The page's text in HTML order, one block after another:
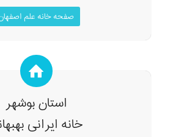
صفحه خانه علم
استان بوشهر
خانه ایرانی